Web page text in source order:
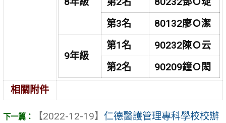
第3名
80132廖Ｏ潔
9年級
第1名 90232陳Ｏ云
第2名
90209鐘Ｏ閎
相關附件
【2022-12-19】 仁德醫護管理專科學校校辦